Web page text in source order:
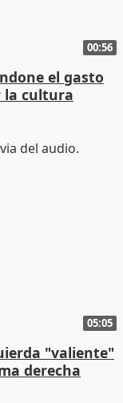
00:56
el gasto
la cultura
05:05
"valiente"
derecha